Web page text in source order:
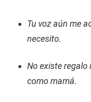
Tu voz aún me
necesito.
No existe regalo
como mamá.